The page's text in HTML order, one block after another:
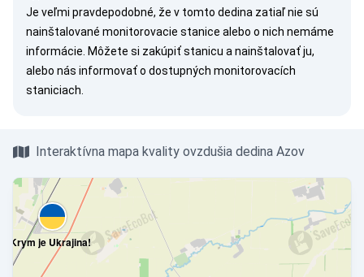
Je veľmi pravdepodobné, že v tomto dedina zatiaľ nie sú
nainštalované monitorovacie stanice alebo o nich nemáme
informácie. Môžete si zakúpiť stanicu a nainštalovať ju,
alebo nás informovaťo dostupných monitorovacích
staniciach.
Interaktívna mapa kvality ovzdušia dedina Azov
Krym je Ukrajina!